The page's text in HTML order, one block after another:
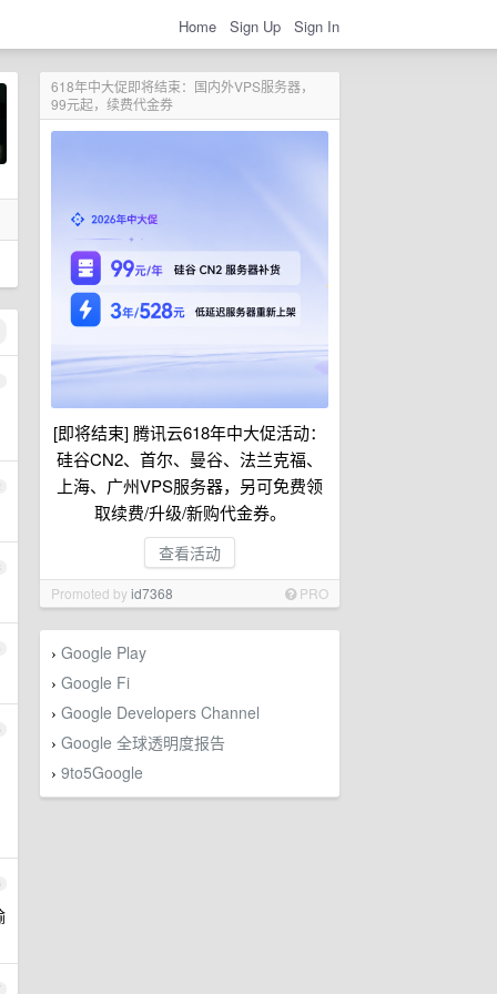
Home Sign Up Sign In
618年中大促即将结束：国内外VPS服务器，
99元起，续费代金券
[即将结束] 腾讯云618年中大促活动：
硅谷CN2、首尔、曼谷、法兰克福、
上海、广州VPS服务器，另可免费领
取续费/升级/新购代金券。
查看活动
Promoted byid7368 PRO
› Google Play
› Google Fi
› Google Developers Channel
› Google 全球透明度报告
› 9to5Google